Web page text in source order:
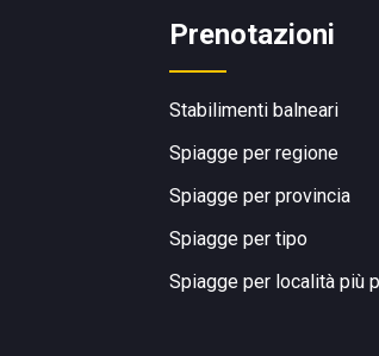
Prenotazioni
Stabilimenti balneari
Spiagge per regione
Spiagge per provincia
Spiagge per tipo
Spiagge per località più